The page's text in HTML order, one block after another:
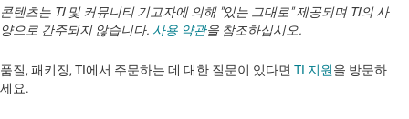
콘텐츠는 TI 및 커뮤니티 기고자에 의해 "있는 그대로" 제공되며 TI의 사
양으로 간주되지 않습니다. 사용 약관을 참조하십시오.
품질, 패키징, TI에서 주문하는 데 대한 질문이 있다면 TI 지원을 방문하
세요. ​​​​​​​​​​​​​​